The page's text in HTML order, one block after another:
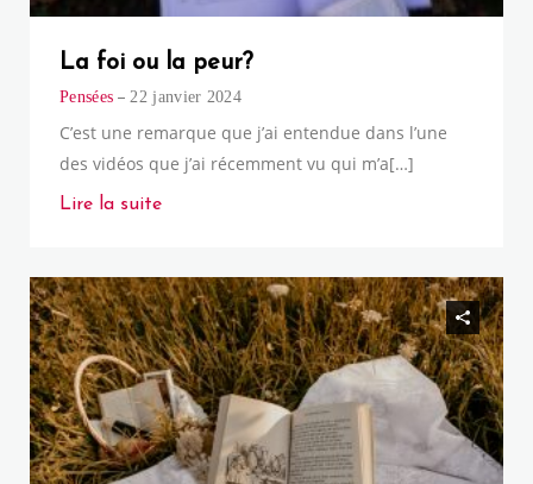
La foi ou la peur?
Pensées 22 janvier 2024
C’est une remarque que j’ai entendue dans l’une
des vidéos que j’ai récemment vu qui m’a[…]
Lire la suite